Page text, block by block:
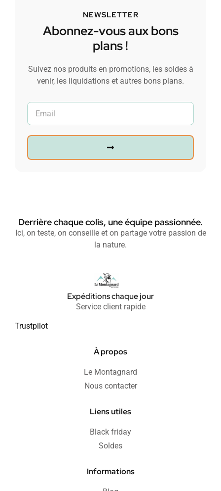
NEWSLETTER
Abonnez-vous aux bons
plans !
Suivez nos produits en promotions, les soldes à
venir, les liquidations et autres bons plans.
Derrière chaque colis, une équipe passionnée.
Ici, on teste, on conseille et on partage votre passion de
la nature.
Expéditions chaque jour
Service client rapide
Trustpilot
À propos
Le Montagnard
Nous contacter
Liens utiles
Black friday
Soldes
Informations